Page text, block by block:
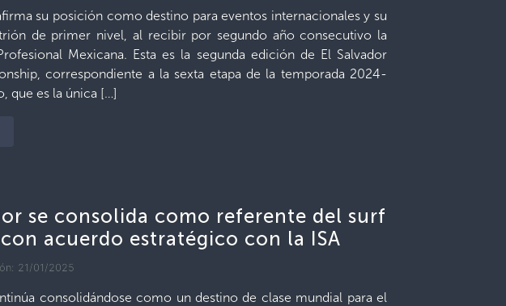
su posición como destino para eventos internacionales y su
de primer nivel, al recibir por segundo año consecutivo la
Mexicana. Esta es la segunda edición de El Salvador
correspondiente a la sexta etapa de la temporada 2024-
que es la única […]
se consolida como referente del surf
acuerdo estratégico con la ISA
21/01/2025
consolidándose como un destino de clase mundial para el